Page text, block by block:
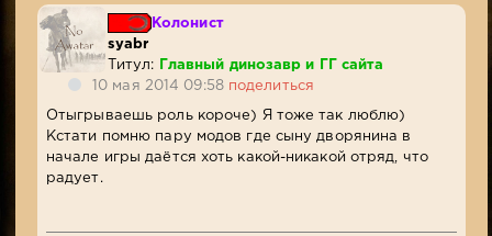
Колонист
syabr
Титул:
Главный динозавр и ГГ сайта
10 мая 2014 09:58 поделиться
Отыгрываешь роль короче) Я тоже так люблю)
Кстати помню пару модов где сыну дворянина в
начале игры даётся хоть какой-никакой отряд, что
радует.